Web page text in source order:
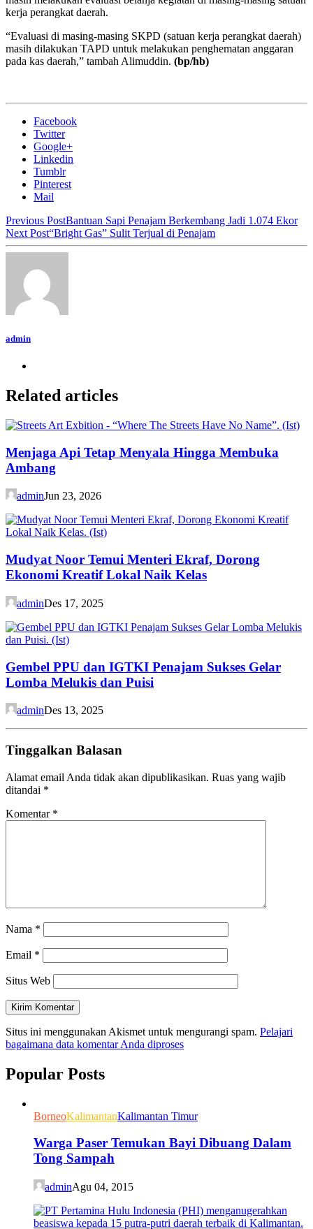
kerja perangkat daerah.
“Evaluasi di masing-masing SKPD (satuan kerja perangkat daerah)
masih dilakukan TAPD untuk melakukan penghematan anggaran
pada kas daerah,” tambah Alimuddin. (bp/hb)
Facebook
Twitter
Google+
Linkedin
Tumblr
Pinterest
Mail
Previous PostBantuan Sapi Penajam Berkembang Jadi 1.074 Ekor
Next Post“Bright Gas” Sulit Terjual di Penajam
admin
Related articles
Menjaga Api Tetap Menyala Hingga Membuka
Ambang
adminJun 23, 2026
Mudyat Noor Temui Menteri Ekraf, Dorong
Ekonomi Kreatif Lokal Naik Kelas
adminDes 17, 2025
Gembel PPU dan IGTKI Penajam Sukses Gelar
Lomba Melukis dan Puisi
adminDes 13, 2025
Tinggalkan Balasan
Alamat email Anda tidak akan dipublikasikan. Ruas yang wajib
ditandai *
Komentar *
Nama *
Email *
Situs Web
Situs ini menggunakan Akismet untuk mengurangi spam. Pelajari
bagaimana data komentar Anda diproses
Popular Posts
BorneoKalimantanKalimantan Timur
Warga Paser Temukan Bayi Dibuang Dalam
Tong Sampah
adminAgu 04, 2015